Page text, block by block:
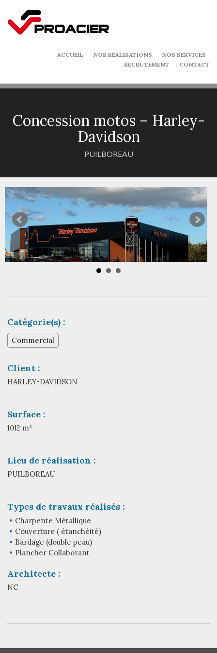
ACCUEIL NOS RÉALISATIONS
NOS SERVICES
RECRUTEMENT
CONTACT
Concession motos – Harley-
Davidson
PUILBOREAU
Catégorie(s) :
Commercial
Client :
HARLEY-DAVIDSON
Surface :
1012 m²
Lieu de réalisation :
PUILBOREAU
Types de travaux réalisés :
Charpente Métallique
Couverture ( étanchéité)
Bardage (double peau)
Plancher Collaborant
Architecte :
NC